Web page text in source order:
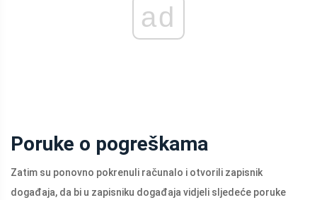
ad
Poruke o pogreškama
Zatim su ponovno pokrenuli računalo i otvorili zapisnik
događaja, da bi u zapisniku događaja vidjeli sljedeće poruke